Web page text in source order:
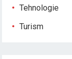
Tehnologie
Turism